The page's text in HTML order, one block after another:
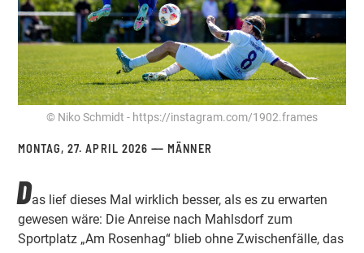
© Niko Schmidt - https://instagram.com/1902.frames
MONTAG, 27. APRIL 2026 MÄNNER
Das lief dieses Mal wirklich besser, als es zu erwarten
gewesen wäre: Die Anreise nach Mahlsdorf zum
Sportplatz „Am Rosenhag“ blieb ohne Zwischenfälle, das